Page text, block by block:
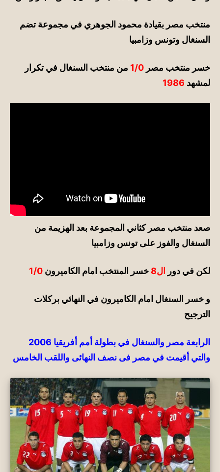
منتخب مصر بقيادة محمود الجوهري في مجموعة تضم
السنغال وتونس وزامبيا
خسر منتخب مصر 1/0 من منتخب السنغال فيتكرار
لمشهد 1986
صعد منتخب مصر كثاني المجموعة بعد الهزيمة من
السنغال والفوز على تونس وزامبيا
لكن في دور ال8 خسر المنتخب امام الكاميرون 1/0
و خسر السنغال امام الكاميرون في النهائي بركلات
الترجيح
الرابعة مصر والسنغال في بطولة أمم أفريقيا 2006
والتي أقيمت في مصر فى نصف النهائى واللقب الخامس